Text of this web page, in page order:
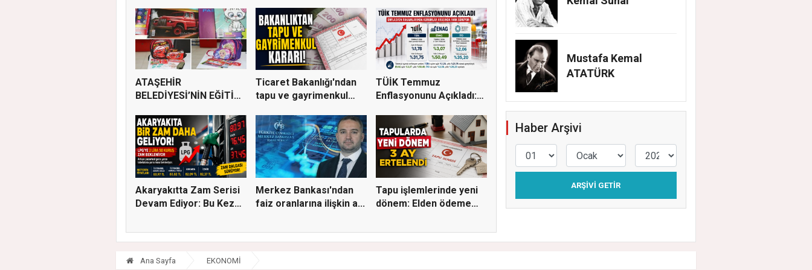
ATAŞEHİR
BELEDİYESİ’NİN EĞİTİM
Ticaret Bakanlığı'ndan
tapu ve gayrimenkul
TÜİK Temmuz
Enflasyonunu Açıkladı:
Akaryakıtta Zam Serisi
Devam Ediyor: Bu Kez
Merkez Bankası'ndan
faiz oranlarına ilişkin a...
Tapu işlemlerinde yeni
dönem: Elden ödeme
Mustafa Kemal
ATATÜRK
Haber Arşivi
ARŞIVI GETIR
Ana Sayfa EKONOMİ